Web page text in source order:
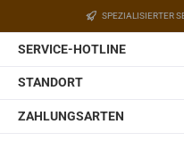
welches in der
Somit lässt sich die JBL
Zubehörteile einfach
SPEZIALISIERTER
SERVICE-HOTLINE
STANDORT
ZAHLUNGSARTEN